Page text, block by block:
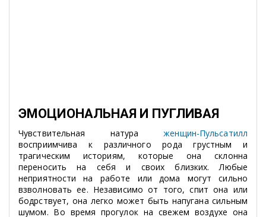
ЭМОЦИОНАЛЬНАЯ И ПУГЛИВАЯ
Чувствительная натураженщин-Пульсатилл
восприимчива к различного рода грустным и
трагическим историям, которые она склонна
переносить на себя и своих близких. Любые
неприятности на работе или дома могут сильно
взволновать ее. Независимо от того, спит она или
бодрствует, она легко может быть напугана сильным
шумом. Во время прогулок на свежем воздухе она